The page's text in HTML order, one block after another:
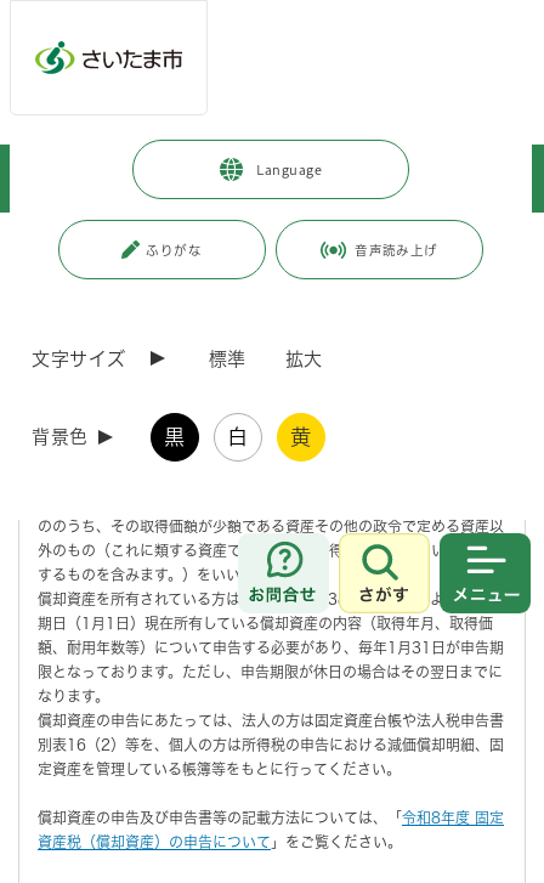
Language
ふりがな 音声読み上げ
文字サイズ 標準 拡大
背景色 黒 白 黄
お問合せ
さがす
暮らし・手続き > 保険・年金・税金
固定資産税・都市計画税 償却資産について
更新日付：2026年1月20日 / ページ番号：C007155
固定資産税における償却資産とは、土地及び家屋以外の事業の用に供す
ののうち、その取得価額が少額である資産その他の政令で定める資産以
外のもの（これに類する資産で法人税又は所得税を課されない者が所有
するものを含みます。）をいいます。
償却資産を所有されている方は、地方税法第383条の規定により、賦課
期日（1月1日）現在所有している償却資産の内容（取得年月、取得価
額、耐用年数等）について申告する必要があり、毎年1月31日が申告期
限となっております。ただし、申告期限が休日の場合はその翌日までに
なります。
償却資産の申告にあたっては、法人の方は固定資産台帳や法人税申告書
別表16（2）等を、個人の方は所得税の申告における減価償却明細、固
定資産を管理している帳簿等をもとに行ってください。
償却資産の申告及び申告書等の記載方法については、「 令和8年度 固定
資産税（償却資産）の申告について 」をご覧ください。